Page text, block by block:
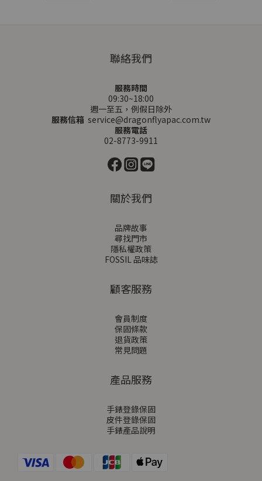
聯絡我們
服務時間
09:30~18:00
週一至五，例假日除外
服務信箱 service@dragonflyapac.com.tw
服務電話
02-8773-9911
關於我們
品牌故事
尋找門市
隱私權政策
FOSSIL 品味誌
顧客服務
會員制度
保固條款
退貨政策
常見問題
產品服務
手錶登錄保固
皮件登錄保固
手錶產品說明